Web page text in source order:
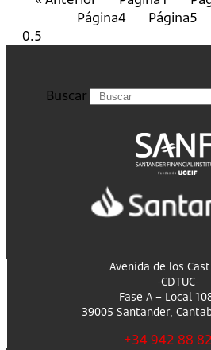
Página4 Página5
Buscar
Avenida de los
-CDTUC-
Fase A – Local
39005 Santander,
+34 942 88